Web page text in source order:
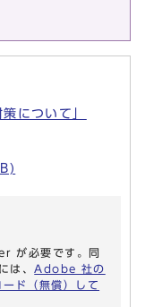
について」
が必要です。同
は、 Adobe 社の
ド（無償）して